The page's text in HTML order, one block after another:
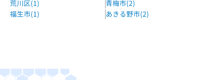
明光義塾大鳥居教室
荒川区(1)
青梅市(2)
福生市(1)
あきる野市(2)